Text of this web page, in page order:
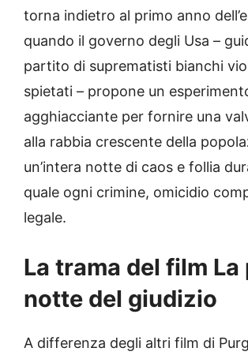
torna indietro al primo anno
quando il governo degli Usa –
partito di suprematisti bianchi
spietati – propone un
agghiacciante per fornire una
alla rabbia crescente della
un’intera notte di caos e follia
quale ogni crimine, omicidio
legale.
La trama del film La
notte del giudizio
A differenza degli altri film di